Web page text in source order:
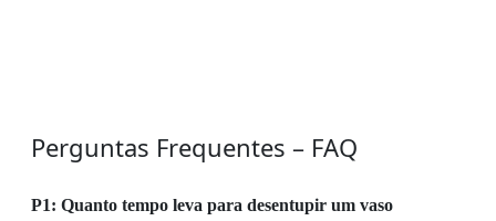
Perguntas Frequentes – FAQ
P1: Quanto tempo leva para desentupir um vaso